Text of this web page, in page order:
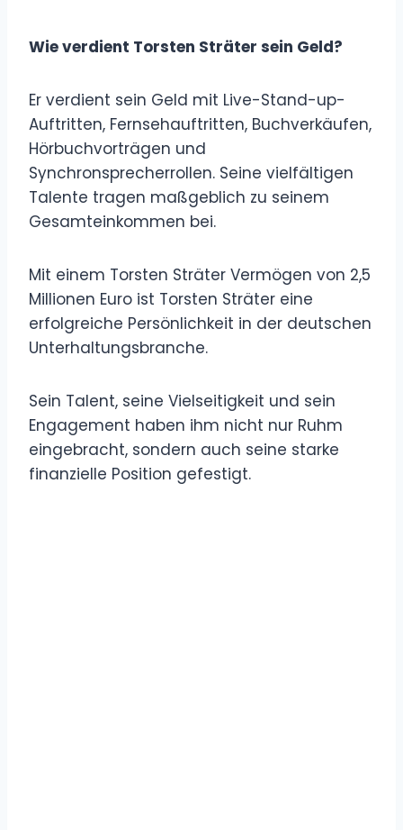
Wie verdient Torsten Sträter sein Geld?
Er verdient sein Geld mit Live-Stand-up-
Auftritten, Fernsehauftritten, Buchverkäufen,
Hörbuchvorträgen und
Synchronsprecherrollen. Seine vielfältigen
Talente tragen maßgeblich zu seinem
Gesamteinkommen bei.
Mit einem Torsten Sträter Vermögen von 2,5
Millionen Euro ist Torsten Sträter eine
erfolgreiche Persönlichkeit in der deutschen
Unterhaltungsbranche.
Sein Talent, seine Vielseitigkeit und sein
Engagement haben ihm nicht nur Ruhm
eingebracht, sondern auch seine starke
finanzielle Position gefestigt.